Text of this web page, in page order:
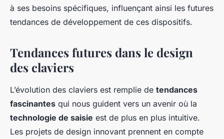
à ses besoins spécifiques, influençant ainsi les futures
tendances de développement de ces dispositifs.
Tendances futures dans le design
des claviers
L’évolution des claviers est remplie de tendances
fascinantes qui nous guident vers un avenir où la
technologie de saisie est de plus en plus intuitive.
Les projets de design innovant prennent en compte